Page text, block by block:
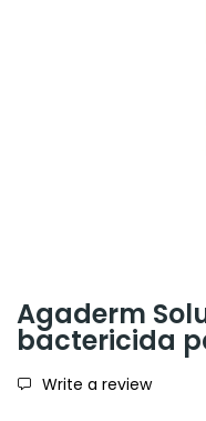
Agaderm
bactericida
Write a review